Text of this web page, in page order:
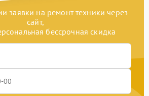
заявки на ремонт техники через
сайт,
бессрочная скидка